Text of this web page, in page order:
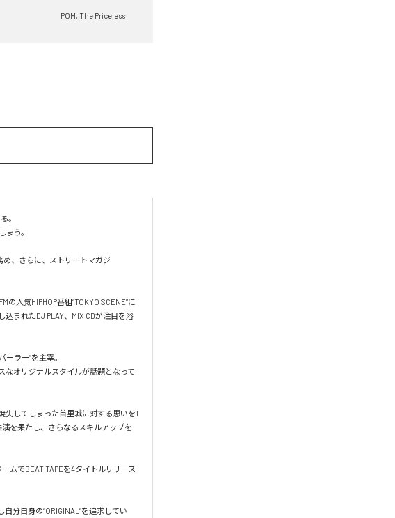
POM, The Priceless
。
う。
め、さらに、ストリートマガジ
人気HIPHOP番組“TOKYO SCENE”に
込まれたDJ PLAY、MIX CDが注目を浴
ラー”を主宰。
なオリジナルスタイルが話題となって
失してしまった首里城に対する思いを1
演を果たし、さらなるスキルアップを
ムでBEAT TAPEを4タイトルリリース
分自身の“ORIGINAL”を追求してい